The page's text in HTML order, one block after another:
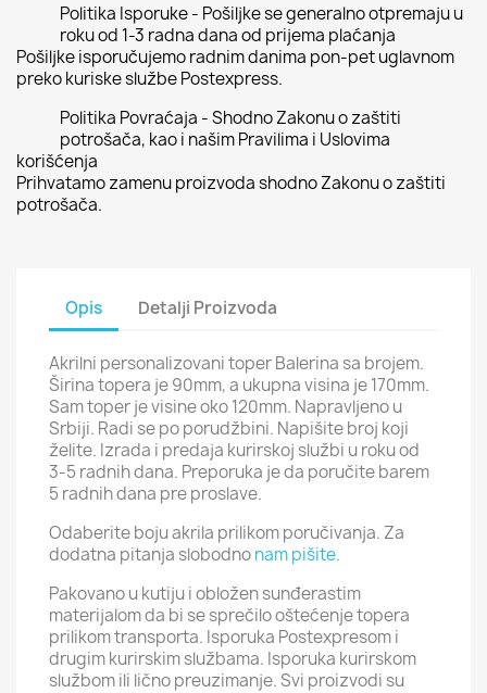
Politika Isporuke - Pošiljke se generalno otpremaju u
roku od 1-3 radna dana od prijema plaćanja
Pošiljke isporučujemo radnim danima pon-pet uglavnom
preko kuriske službe Postexpress.
Politika Povraćaja - Shodno Zakonu o zaštiti
potrošača, kao i našim Pravilima i Uslovima
korišćenja
Prihvatamo zamenu proizvoda shodno Zakonu o zaštiti
potrošača.
Opis Detalji Proizvoda
Akrilni personalizovani toper Balerina sa brojem.
Širina topera je 90mm, a ukupna visina je 170mm.
Sam toper je visine oko 120mm. Napravljeno u
Srbiji. Radi se po porudžbini. Napišite broj koji
želite. Izrada i predaja kurirskoj službi u roku od
3-5 radnih dana. Preporuka je da poručite barem
5 radnih dana pre proslave.
Odaberite boju akrila prilikom poručivanja. Za
dodatna pitanja slobodnonam pišite.
Pakovano u kutiju i obložen sunđerastim
materijalom da bi se sprečilo oštećenje topera
prilikom transporta. Isporuka Postexpresom i
drugim kurirskim službama. Isporuka kurirskom
službom ili lično preuzimanje. Svi proizvodi su